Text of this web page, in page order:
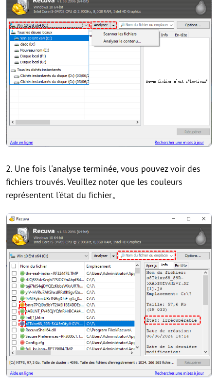
2. Une fois l'analyse terminée, vous pouvez voir des
fichiers trouvés. Veuillez noter que les couleurs
représentent l'état du fichier。